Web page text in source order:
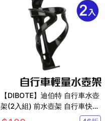
【DIBOTE】迪伯特 自行車水壺
架(2入組) 前水壺架 自行車快拆
水壺架 快拆水壺架